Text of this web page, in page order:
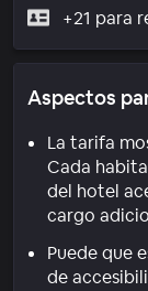
+21 para
Aspectos
La tarifa
Cada
del hotel
cargo
Puede que
de